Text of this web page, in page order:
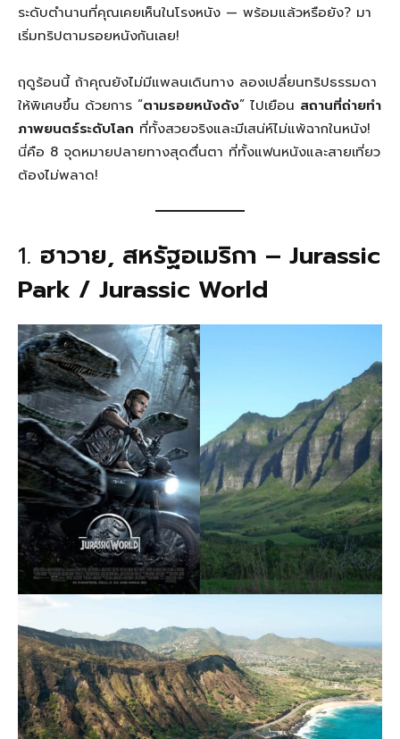
ระดับตำนานที่คุณเคยเห็นในโรงหนัง — พร้อมแล้วหรือยัง? มา
เริ่มทริปตามรอยหนังกันเลย!
ฤดูร้อนนี้ ถ้าคุณยังไม่มีแพลนเดินทาง ลองเปลี่ยนทริปธรรมดา
ให้พิเศษขึ้น ด้วยการ “ตามรอยหนังดัง” ไปเยือน สถานที่ถ่ายทำ
ภาพยนตร์ระดับโลก ที่ทั้งสวยจริงและมีเสน่ห์ไม่แพ้ฉากในหนัง!
นี่คือ 8 จุดหมายปลายทางสุดตื่นตา ที่ทั้งแฟนหนังและสายเที่ยว
ต้องไม่พลาด!
1. ฮาวาย, สหรัฐอเมริกา – Jurassic
Park / Jurassic World